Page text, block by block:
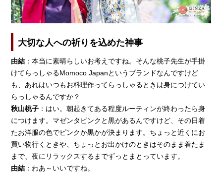
大切な人への祈りを込めた神事
由結 ：本当に素晴らしいお考えですね。そんな桃子先生が手掛
けてらっしゃるMomoco Japanというブランドなんですけど
も、あれはいつもお料理作ってらっしゃるときは身につけてい
らっしゃるんですか？
秋山桃子 ：はい。朝起きてある程度ルーティンが終わったら身
につけます。マゼンタピンクと黒があるんですけど、その日着
たお洋服の色でピンクか黒かが決まります。ちょっと近くにお
買い物行くときや、ちょっとお出かけのときはそのまま着たま
まで、夜にリラックスするまでずっとまとっています。
由結 ：わあ～いいですね。